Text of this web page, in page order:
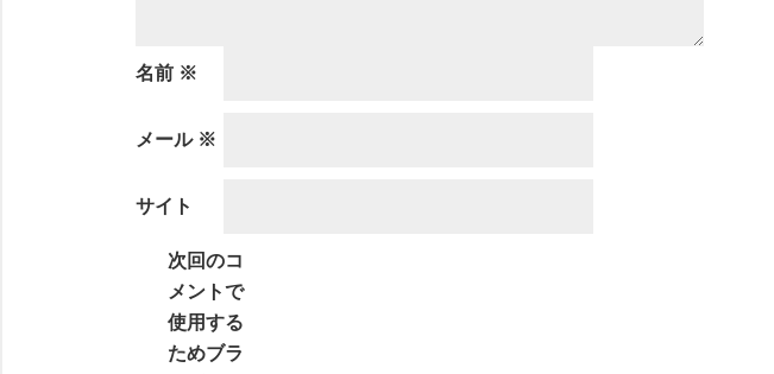
名前 ※
メール ※
サイト
次回のコ
メントで
使用する
ためブラ